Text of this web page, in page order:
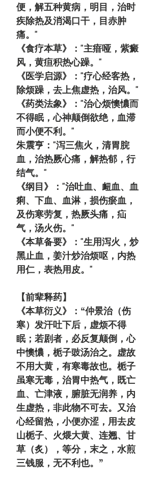
便，解五种黄病，明目，治时
疾除热及消渴口干，目赤肿
痛。"
《食疗本草》："主瘖哑，紫癜
风，黄疸积热心躁。"
《医学启源》："疗心经客热，
除烦躁，去上焦虚热，治风。"
《药类法象》："治心烦懊憹而
不得眠，心神颠倒欲绝，血滞
而小便不利。"
朱震亨："泻三焦火，清胃脘
血，治热厥心痛，解热郁，行
结气。"
《纲目》："治吐血、衄血、血
痢、下血、血淋，损伤瘀血，
及伤寒劳复，热厥头痛，疝
气，汤火伤。"
《本草备要》："生用泻火，炒
黑止血，姜汁炒治烦呕，内热
用仁，表热用皮。"
【前辈释药】
《本草衍义》：“仲景治（伤
寒）发汗吐下后，虚烦不得
眠；若剧者，必反复颠倒，心
中懊憹，栀子豉汤治之。虚故
不用大黄，有寒毒故也。栀子
虽寒无毒，治胃中热气，既亡
血、亡津液，腑脏无润养，内
生虚热，非此物不可去。又治
心经留热，小便亦涩，用去皮
山栀子、火煨大黄、连翘、甘
草（炙），等分，末之，水煎
三钱服，无不利也。”